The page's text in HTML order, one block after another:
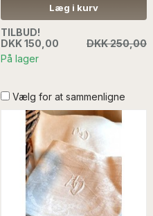
hørstof. Der er 1 tilbage, af hver.
- læs mere 'A' er SOLGT
Læg i kurv
TILBUD!
DKK 150,00
DKK 250,00
På lager
Vælg for at sammenligne